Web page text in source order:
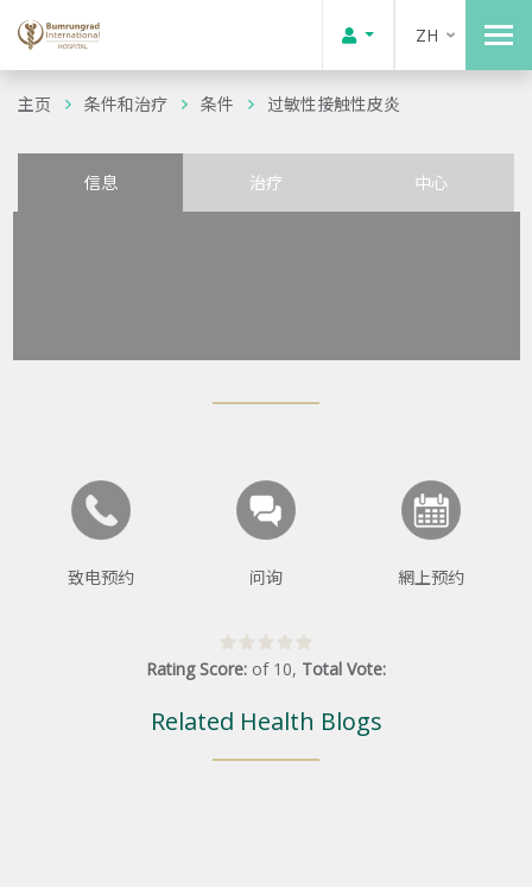
ZH
主页 条件和治疗 条件 过敏性接触性皮炎
信息 治疗 中心
致电预约 问询 網上预约
Rating Score: of 10, Total Vote:
Related Health Blogs